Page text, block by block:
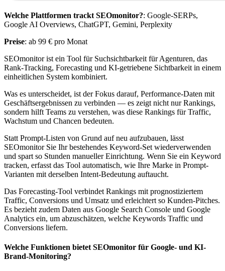
Welche Plattformen trackt SEOmonitor?: Google-SERPs,
Google AI Overviews, ChatGPT, Gemini, Perplexity
Preise: ab 99 € pro Monat
SEOmonitor ist ein Tool für Suchsichtbarkeit für Agenturen, das
Rank-Tracking, Forecasting und KI-getriebene Sichtbarkeit in einem
einheitlichen System kombiniert.
Was es unterscheidet, ist der Fokus darauf, Performance-Daten mit
Geschäftsergebnissen zu verbinden — es zeigt nicht nur Rankings,
sondern hilft Teams zu verstehen, was diese Rankings für Traffic,
Wachstum und Chancen bedeuten.
Statt Prompt-Listen von Grund auf neu aufzubauen, lässt
SEOmonitor Sie Ihr bestehendes Keyword-Set wiederverwenden
und spart so Stunden manueller Einrichtung. Wenn Sie ein Keyword
tracken, erfasst das Tool automatisch, wie Ihre Marke in Prompt-
Varianten mit derselben Intent-Bedeutung auftaucht.
Das Forecasting-Tool verbindet Rankings mit prognostiziertem
Traffic, Conversions und Umsatz und erleichtert so Kunden-Pitches.
Es bezieht zudem Daten aus Google Search Console und Google
Analytics ein, um abzuschätzen, welche Keywords Traffic und
Conversions liefern.
Welche Funktionen bietet SEOmonitor für Google- und KI-
Brand-Monitoring?